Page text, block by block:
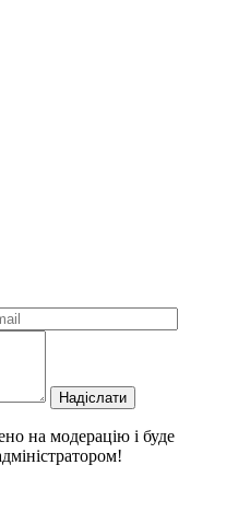
Надіслати
на модерацію і буде